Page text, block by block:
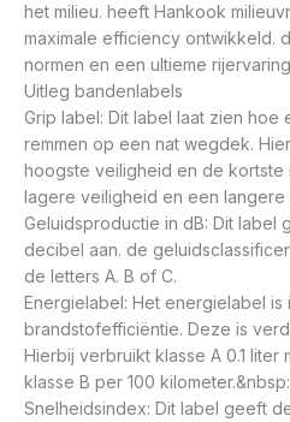
het milieu. heeft Hankook
maximale efficiency ontwikkeld.
normen en een ultieme
Uitleg bandenlabels
Grip label: Dit label laat zien
remmen op een nat wegdek.
hoogste veiligheid en de kortste
lagere veiligheid en een langere
Geluidsproductie in dB: Dit label
decibel aan. de
de letters A. B of C.
Energielabel: Het energielabel
brandstofefficiëntie. Deze is
Hierbij verbruikt klasse A 0.1
klasse B per 100 kilometer.&nbsp:
Snelheidsindex: Dit label geeft